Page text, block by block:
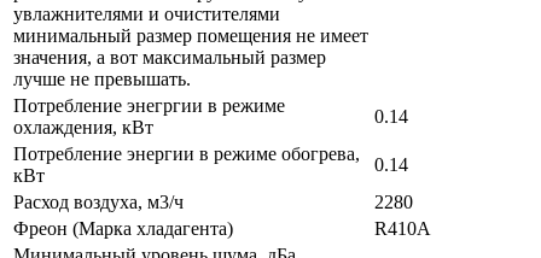
увлажнителями и очистителями
минимальный размер помещения не имеет
значения, а вот максимальный размер
лучше не превышать.
Потребление энегргии в режиме
охлаждения, кВт
0.14
Потребление энергии в режиме обогрева,
кВт
0.14
Расход воздуха, м3/ч
2280
Фреон (Марка хладагента)
R410A